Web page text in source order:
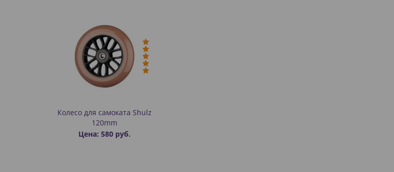
Колесо для самоката Shulz
120mm
Цена: 580 руб.